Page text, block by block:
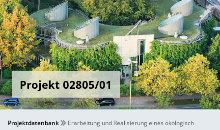
Projekt 02805/01
Projektdatenbank
Erarbeitung und Realisierung eines ökologisch